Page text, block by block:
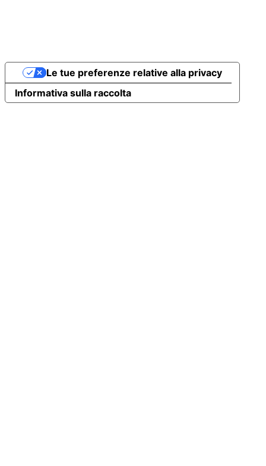
Informativa sulla raccolta
Le tue preferenze relative alla privacy